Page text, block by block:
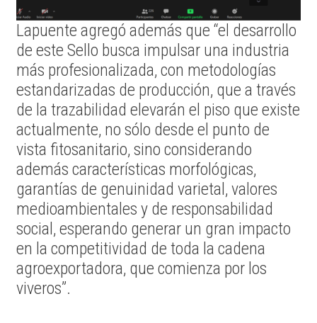
Lapuente agregó además que “el desarrollo
de este Sello busca impulsar una industria
más profesionalizada, con metodologías
estandarizadas de producción, que a través
de la trazabilidad elevarán el piso que existe
actualmente, no sólo desde el punto de
vista fitosanitario, sino considerando
además características morfológicas,
garantías de genuinidad varietal, valores
medioambientales y de responsabilidad
social, esperando generar un gran impacto
en la competitividad de toda la cadena
agroexportadora, que comienza por los
viveros”.